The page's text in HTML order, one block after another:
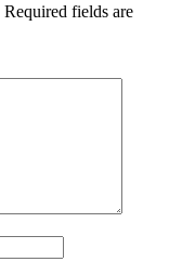
Required fields are